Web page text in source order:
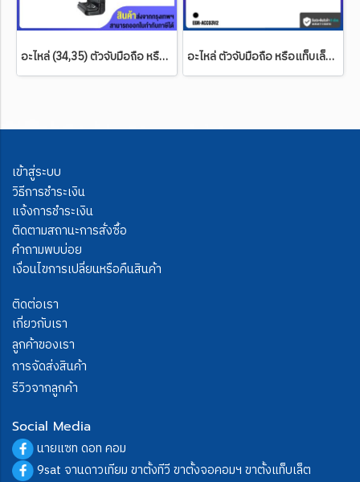
อะไหล่ (34,35) ตัวจับมือถือ หรือแท็บเล็ต 6-12.9 นิ้ว ใช้กับแขน รุ่น LTS-111 ,LTS-333 TS-2021, TS-2022 และแขนของรุ่น MS-3xxx (มีสีดำและสีขาว) อะไหล่ ตัวจับมือถือ หรือแท็บเล็ต ขนาด 4.7-15 นิ้ว ERGONOZ รุ่น TABLET HOLDER Ver.2 (ใช้กับเพลทขาตั้งจอ BDEE ได้)
เข้าสู่ระบบ
วิธีการชำระเงิน
แจ้งการชำระเงิน
ติดตามสถานะการสั่งซื้อ
คำถามพบบ่อย
เงื่อนไขการเปลี่ยนหรือคืนสินค้า
ติดต่อเรา
เกี่ยวกับเรา
ลูกค้าของเรา
การจัดส่งสินค้า
รีวิวจากลูกค้า
Social Media
นายแซท ดอท คอม
9sat จานดาวเทียม ขาตั้งทีวี ขาตั้งจอคอมฯ ขาตั้งแท็บเล็ต